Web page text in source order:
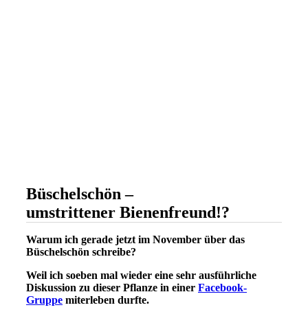
Büschelschön –
umstrittener Bienenfreund!?
Warum ich gerade jetzt im November über das
Büschelschön schreibe?
Weil ich soeben mal wieder eine sehr ausführliche
Diskussion zu dieser Pflanze in einer Facebook-
Gruppe miterleben durfte.